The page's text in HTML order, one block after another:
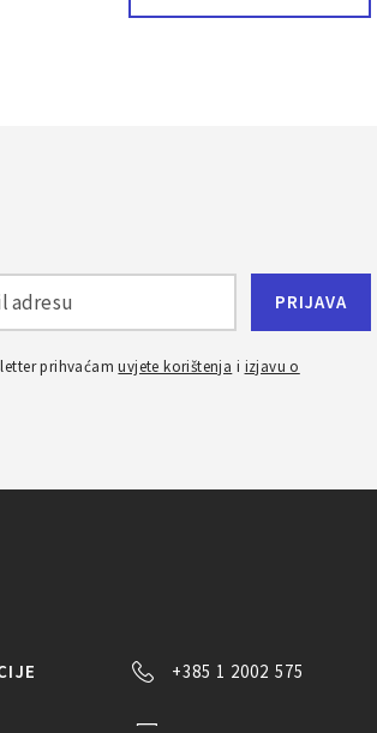
prihvaćamuvjete korištenja i izjavu o
+385 1 2002 575